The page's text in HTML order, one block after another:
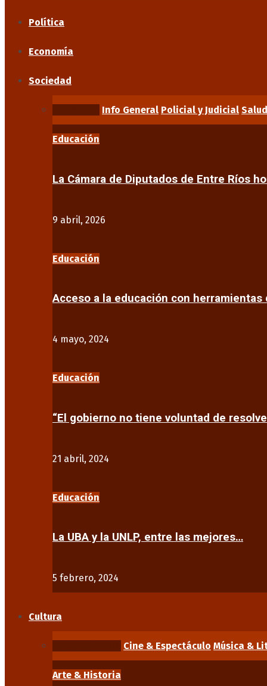
Política
Economía
Sociedad
Info General Policial y Judicial Salud
Educación
La Cámara de Diputados de Entre Ríos
9 abril, 2026
Educación
Acceso a la educación con
4 mayo, 2024
Educación
“El gobierno no tiene voluntad de
21 abril, 2024
Educación
La UBA y la UNLP, entre las mejores…
5 febrero, 2024
Cultura
Cine & Espectáculo Música &
Arte & Historia